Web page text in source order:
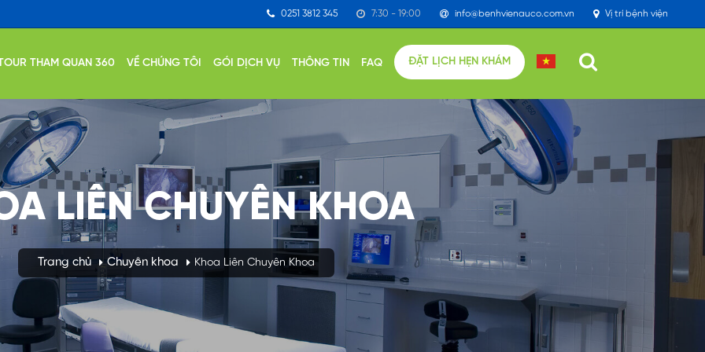
0251 3812 345 7:30 - 19:00 info@benhvienauco.com.vn Vị trí bệnh viện
THAM QUAN 360 VỀ CHÚNG TÔI GÓI DỊCH VỤ THÔNG TIN FAQ ĐẶT LỊCH HẸN KHÁM
LIÊN CHUYÊN KHOA
Trang chủ Chuyên khoa Khoa Liên Chuyên Khoa